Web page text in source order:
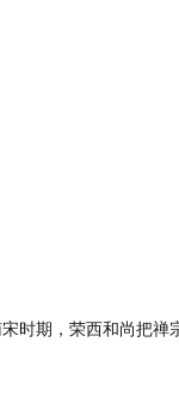
时期，荣西和尚把禅